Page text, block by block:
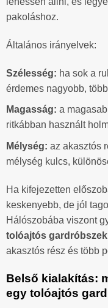
pakoláshoz.
Általános irányelvek:
Szélesség: ha sok a
érdemes nagyobb,
Magasság: a
ritkábban használt
Mélység: az akasztós
mélység kulcs,
Ha kifejezetten
keskenyebb, de jól
Hálószobába viszont
tolóajtós
akasztós rész és több
Belső kialakítás:
egy tolóajtós